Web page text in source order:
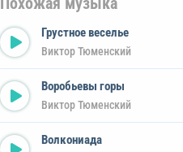
Грустное веселье
Виктор Тюменский
Воробьевы горы
Виктор Тюменский
Волкониада